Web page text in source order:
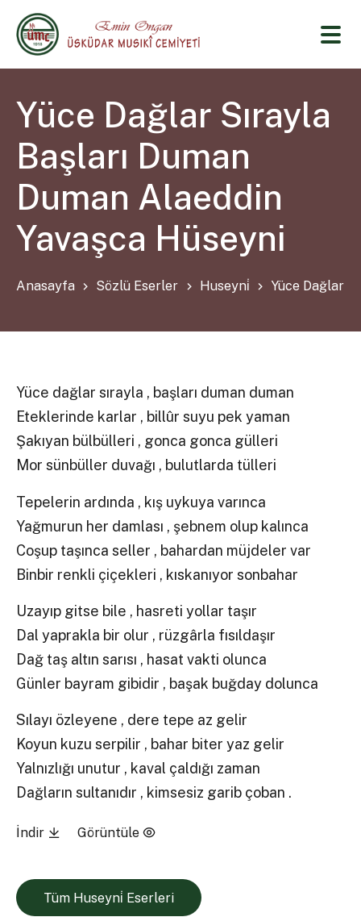
Yüce Dağlar Sırayla
Başları Duman
Duman Alaeddin
Yavaşca Hüseyni
Anasayfa Sözlü Eserler Huseyni̇ Yüce Dağlar
Yüce dağlar sırayla , başları duman duman
Eteklerinde karlar , billûr suyu pek yaman
Şakıyan bülbülleri , gonca gonca gülleri
Mor sünbüller duvağı , bulutlarda tülleri
Tepelerin ardında , kış uykuya varınca
Yağmurun her damlası , şebnem olup kalınca
Coşup taşınca seller , bahardan müjdeler var
Binbir renkli çiçekleri , kıskanıyor sonbahar
Uzayıp gitse bile , hasreti yollar taşır
Dal yaprakla bir olur , rüzgârla fısıldaşır
Dağ taş altın sarısı , hasat vakti olunca
Günler bayram gibidir , başak buğday dolunca
Sılayı özleyene , dere tepe az gelir
Koyun kuzu serpilir , bahar biter yaz gelir
Yalnızlığı unutur , kaval çaldığı zaman
Dağların sultanıdır , kimsesiz garib çoban .
İndir Görüntüle
Tüm Huseyni̇ Eserleri